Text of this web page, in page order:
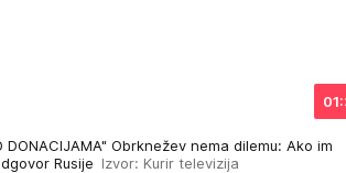
DONACIJAMA" Obrknežev nema dilemu: Ako im
Rusije Izvor: Kurir televizija